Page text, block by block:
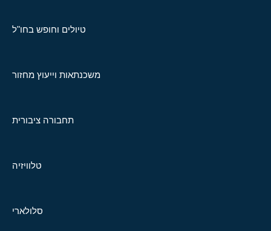
טיולים וחופש בחו"ל
משכנתאות וייעוץ מחזור
תחבורה ציבורית
טלוויזיה
סלולארי